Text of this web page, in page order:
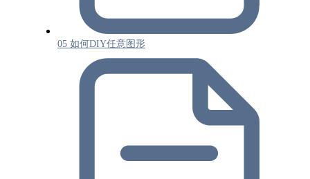
05 如何DIY任意图形